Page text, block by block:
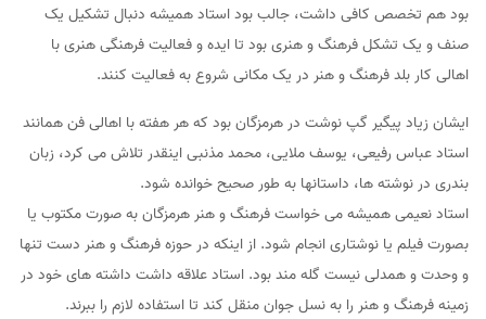
بود هم تخصص کافی داشت، جالب بود استاد همیشه دنبال تشکیل یک
صنف و یک تشکل فرهنگ و هنری بود تا ایده و فعالیت فرهنگی هنری با
اهالی کار بلد فرهنگ و هنر در یک مکانی شروع به فعالیت کنند.
ایشان زیاد پیگیر گپ نوشت در هرمزگان بود که هر هفته با اهالی فن همانند
استاد عباس رفیعی، یوسف ملایی، محمد مذنبی اینقدر تلاش ‌می کرد، زبان
بندری در نوشته ها، داستانها به طور صحیح خوانده شود.
استاد نعیمی همیشه می خواست فرهنگ و هنر هرمزگان به صورت مکتوب یا
بصورت فیلم یا نوشتاری انجام شود. از اینکه در حوزه فرهنگ و هنر دست تنها
و وحدت و همدلی نیست گله مند بود. استاد علاقه داشت داشته های خود در
زمینه فرهنگ و هنر را به نسل جوان منقل کند تا استفاده لازم را ببرند.